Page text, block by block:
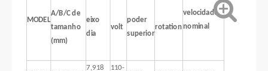
MODEL
A/B/C de
tamanho
(mm)
eixo
dia
volt
poder
superior
rotation
velocidade
nominal
7,918
110-